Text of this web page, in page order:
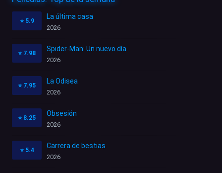
⭐ 5.9
La última casa
2026
⭐ 7.98
Spider-Man: Un nuevo día
2026
⭐ 7.95
La Odisea
2026
⭐ 8.25
Obsesión
2026
⭐ 5.4
Carrera de bestias
2026